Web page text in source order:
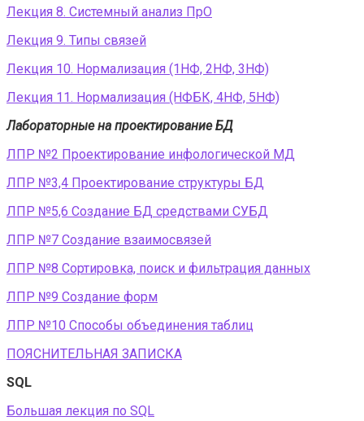
Лекция 8. Системный анализ ПрО
Лекция 9. Типы связей
Лекция 10. Нормализация (1НФ, 2НФ, 3НФ)
Лекция 11. Нормализация (НФБК, 4НФ, 5НФ)
Лабораторные на проектирование БД
ЛПР №2 Проектирование инфологической МД
ЛПР №3,4 Проектирование структуры БД
ЛПР №5,6 Создание БД средствами СУБД
ЛПР №7 Создание взаимосвязей
ЛПР №8 Сортировка, поиск и фильтрация данных
ЛПР №9 Создание форм
ЛПР №10 Способы объединения таблиц
ПОЯСНИТЕЛЬНАЯ ЗАПИСКА
SQL
Большая лекция по SQL